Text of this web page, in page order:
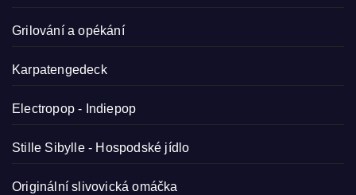
Grilování a opékání
Karpatengedeck
Electropop - Indiepop
Stille Sibylle - Hospodské jídlo
Originální slivovická omáčka